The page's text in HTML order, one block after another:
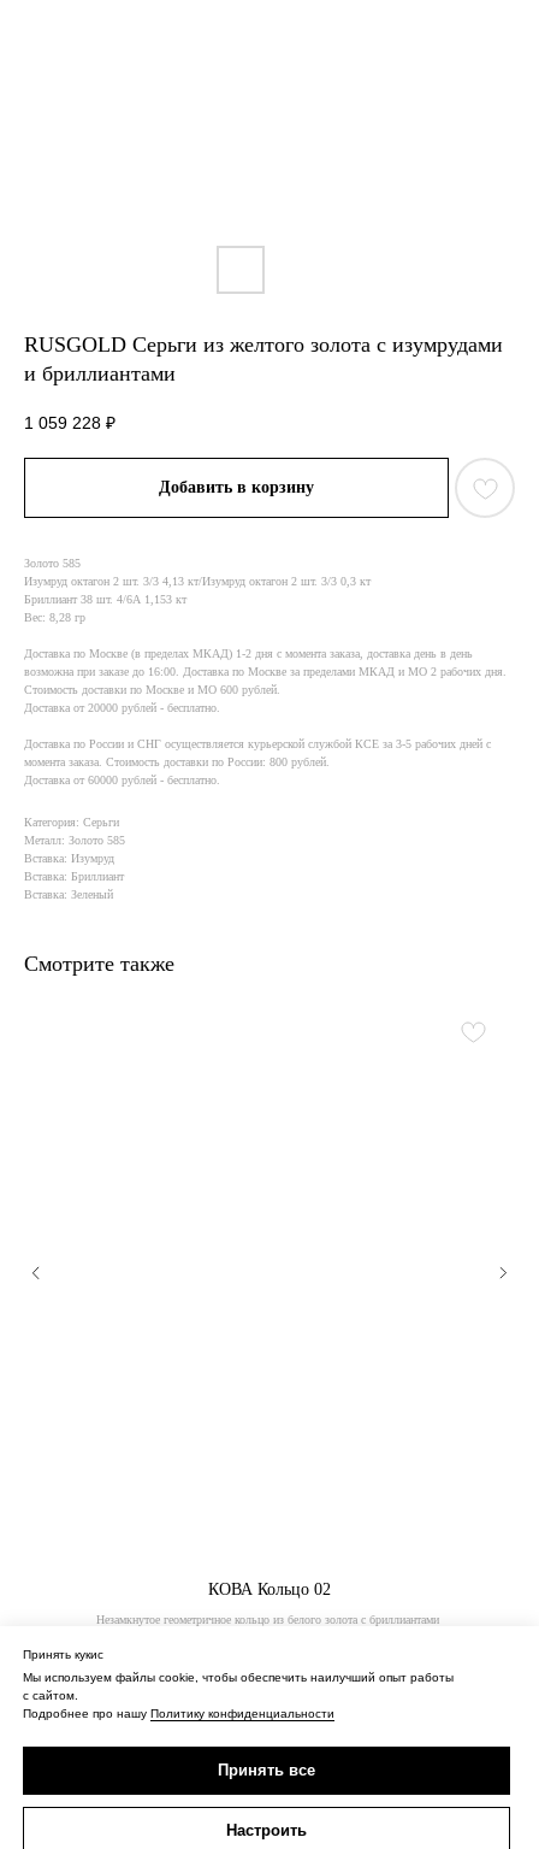
Принять кукис
Мы используем файлы cookie, чтобы обеспечить наилучший опыт работы
с сайтом.
Подробнее про нашу Политику конфиденциальности
Принять все
Настроить
RUSGOLD Серьги из желтого золота с изумрудами
и бриллиантами
1 059 228 ₽
Добавить в корзину
Золото 585
Изумруд октагон 2 шт. 3/3 4,13 кт/Изумруд октагон 2 шт. 3/3 0,3 кт
Бриллиант 38 шт. 4/6А 1,153 кт
Вес: 8,28 гр
Доставка по Москве (в пределах МКАД) 1-2 дня с момента заказа, доставка день в день
возможна при заказе до 16:00. Доставка по Москве за пределами МКАД и МО 2 рабочих дня.
Стоимость доставки по Москве и МО 600 рублей.
Доставка от 20000 рублей - бесплатно.
Доставка по России и СНГ осуществляется курьерской службой КСE за 3-5 рабочих дней с
момента заказа. Стоимость доставки по России: 800 рублей.
Доставка от 60000 рублей - бесплатно.
Категория: Серьги
Металл: Золото 585
Вставка: Изумруд
Вставка: Бриллиант
Вставка: Зеленый
Смотрите также
КОВА Кольцо 02
Незамкнутое геометричное кольцо из белого золота с бриллиантами